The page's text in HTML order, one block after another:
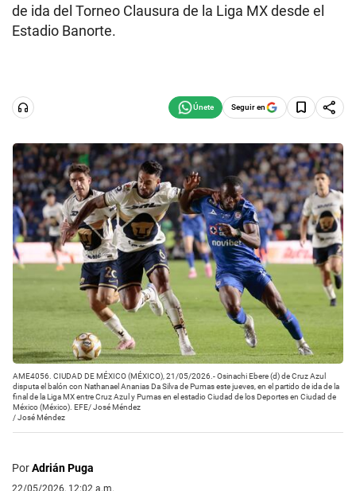
de ida del Torneo Clausura de la Liga MX desde el
Estadio Banorte.
Seguir en
AME4056. CIUDAD DE MÉXICO (MÉXICO), 21/05/2026.- Osinachi Ebere (d) de Cruz Azul
disputa el balón con Nathanael Ananias Da Silva de Pumas este jueves, en el partido de ida de la
final de la Liga MX entre Cruz Azul y Pumas en el estadio Ciudad de los Deportes en Ciudad de
México (México). EFE/ José Méndez
/José Méndez
PorAdrián Puga
22/05/2026, 12:02 a.m.